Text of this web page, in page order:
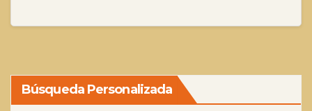
Búsqueda Personalizada